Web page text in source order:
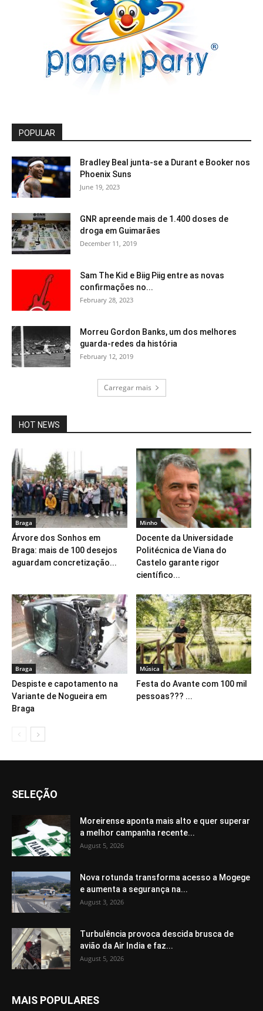
POPULAR
Bradley Beal junta-se a Durant e Booker nos
Phoenix Suns
June 19, 2023
GNR apreende mais de 1.400 doses de
droga em Guimarães
December 11, 2019
Sam The Kid e Biig Piig entre as novas
confirmações no...
February 28, 2023
Morreu Gordon Banks, um dos melhores
guarda-redes da história
February 12, 2019
Carregar mais
HOT NEWS
Braga
Árvore dos Sonhos em
Braga: mais de 100 desejos
aguardam concretização...
Minho
Docente da Universidade
Politécnica de Viana do
Castelo garante rigor
científico...
Braga
Despiste e capotamento na
Variante de Nogueira em
Braga
Música
Festa do Avante com 100 mil
pessoas??? ...
SELEÇÃO
Moreirense aponta mais alto e quer superar
a melhor campanha recente...
August 5, 2026
Nova rotunda transforma acesso a Mogege
e aumenta a segurança na...
August 3, 2026
Turbulência provoca descida brusca de
avião da Air India e faz...
August 5, 2026
MAIS POPULARES